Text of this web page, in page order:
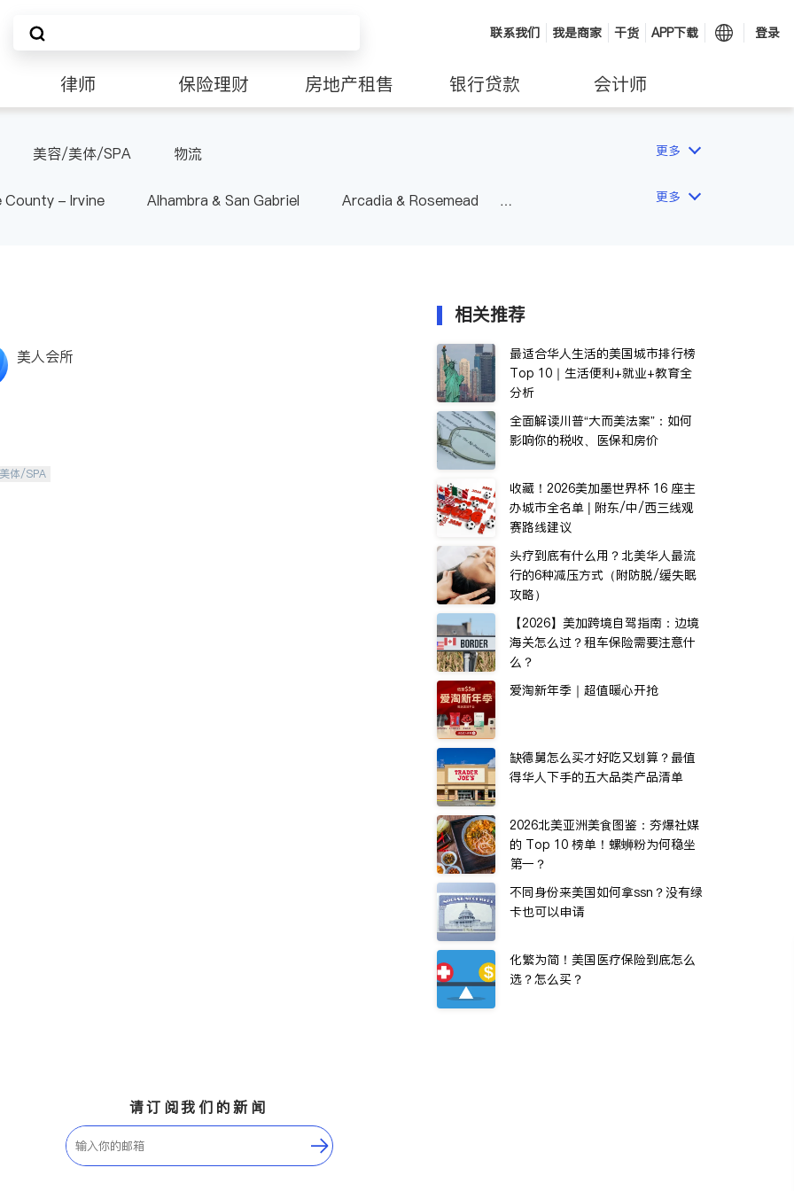
联系我们 我是商家 干货 APP下载 登录
律师 保险理财 房地产租售 银行贷款 会计师
美容/美体/SPA 物流 更多
County - Irvine Alhambra & San Gabriel
Arcadia & Rosemead
更多
美人会所
体/SPA
相关推荐
最适合华人生活的美国城市排行榜
Top 10｜生活便利+就业+教育全
分析
全面解读川普“大而美法案”：如何
影响你的税收、医保和房价
收藏！2026美加墨世界杯 16 座主
办城市全名单 | 附东/中/西三线观
赛路线建议
头疗到底有什么用？北美华人最流
行的6种减压方式（附防脱/缓失眠
攻略）
【2026】美加跨境自驾指南：边境
海关怎么过？租车保险需要注意什
么？
爱淘新年季｜超值暖心开抢
缺德舅怎么买才好吃又划算？最值
得华人下手的五大品类产品清单
2026北美亚洲美食图鉴：夯爆社媒
的 Top 10 榜单！螺蛳粉为何稳坐
第一？
不同身份来美国如何拿ssn？没有绿
卡也可以申请
化繁为简！美国医疗保险到底怎么
选？怎么买？
请订阅我们的新闻